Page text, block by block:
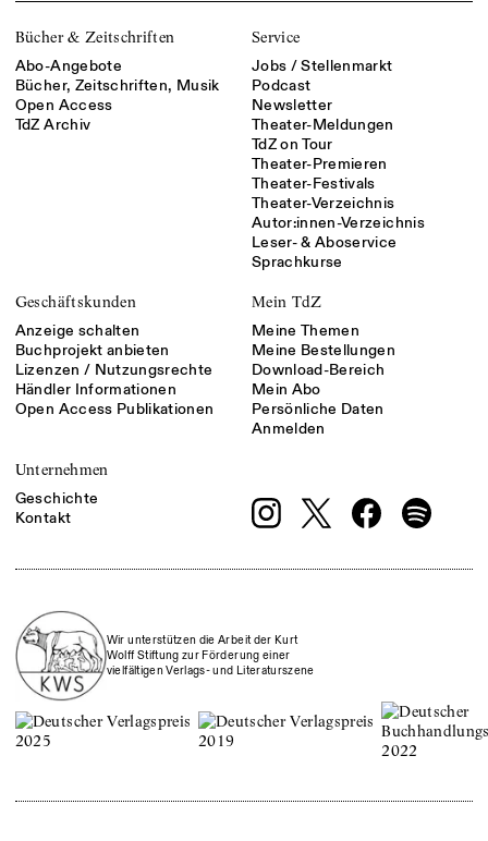
Bücher & Zeitschriften
Abo-Angebote
Bücher, Zeitschriften, Musik
Open Access
TdZ Archiv
Service
Jobs / Stellenmarkt
Podcast
Newsletter
Theater-Meldungen
TdZ on Tour
Theater-Premieren
Theater-Festivals
Theater-Verzeichnis
Autor:innen-Verzeichnis
Leser- & Aboservice
Sprachkurse
Geschäftskunden
Anzeige schalten
Buchprojekt anbieten
Lizenzen / Nutzungsrechte
Händler Informationen
Open Access Publikationen
Mein TdZ
Meine Themen
Meine Bestellungen
Download-Bereich
Mein Abo
Persönliche Daten
Anmelden
Unternehmen
Geschichte
Kontakt
Wir unterstützen die Arbeit der Kurt
Wolff Stiftung zur Förderung einer
vielfältigen Verlags- und Literaturszene